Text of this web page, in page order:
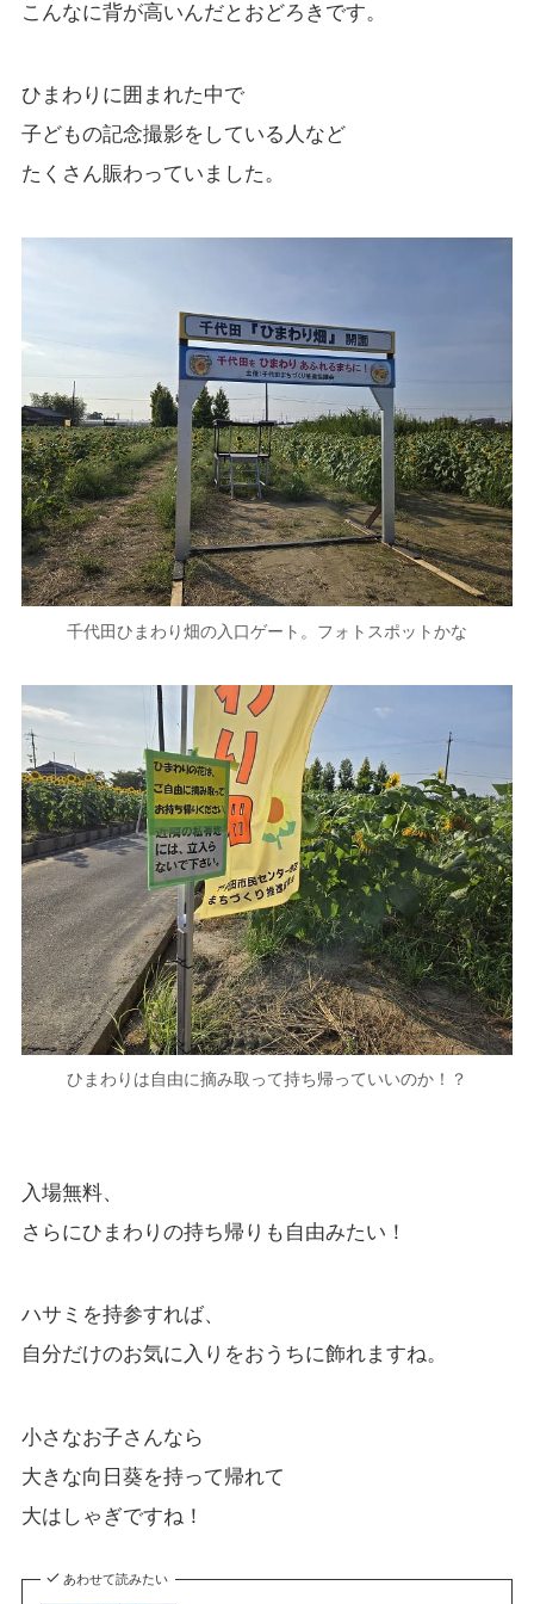
こんなに背が高いんだとおどろきです。
ひまわりに囲まれた中で
子どもの記念撮影をしている人など
たくさん賑わっていました。
千代田ひまわり畑の入口ゲート。フォトスポットかな
ひまわりは自由に摘み取って持ち帰っていいのか！？
入場無料、
さらにひまわりの持ち帰りも自由みたい！
ハサミを持参すれば、
自分だけのお気に入りをおうちに飾れますね。
小さなお子さんなら
大きな向日葵を持って帰れて
大はしゃぎですね！
あわせて読みたい